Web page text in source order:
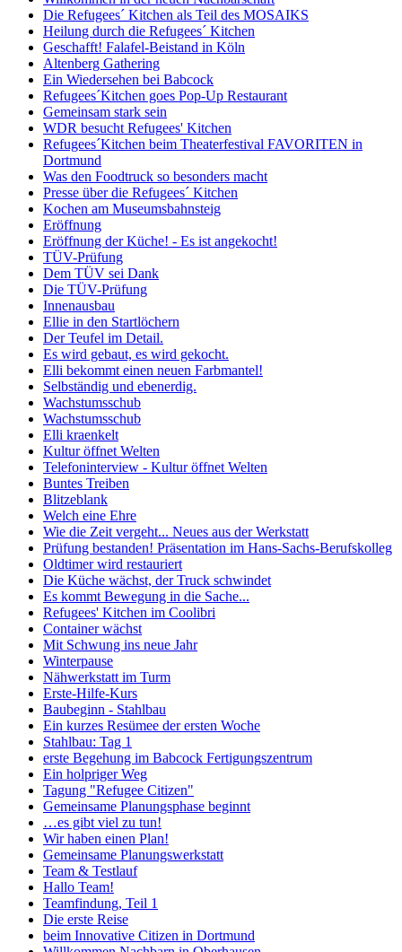
Die Refugees´ Kitchen als Teil des MOSAIKS
Heilung durch die Refugees´ Kitchen
Geschafft! Falafel-Beistand in Köln
Altenberg Gathering
Ein Wiedersehen bei Babcock
Refugees´Kitchen goes Pop-Up Restaurant
Gemeinsam stark sein
WDR besucht Refugees' Kitchen
Refugees´Kitchen beim Theaterfestival FAVORITEN in
Dortmund
Was den Foodtruck so besonders macht
Presse über die Refugees´ Kitchen
Kochen am Museumsbahnsteig
Eröffnung
Eröffnung der Küche! - Es ist angekocht!
TÜV-Prüfung
Dem TÜV sei Dank
Die TÜV-Prüfung
Innenausbau
Ellie in den Startlöchern
Der Teufel im Detail.
Es wird gebaut, es wird gekocht.
Elli bekommt einen neuen Farbmantel!
Selbständig und ebenerdig.
Wachstumsschub
Wachstumsschub
Elli kraenkelt
Kultur öffnet Welten
Telefoninterview - Kultur öffnet Welten
Buntes Treiben
Blitzeblank
Welch eine Ehre
Wie die Zeit vergeht... Neues aus der Werkstatt
Prüfung bestanden! Präsentation im Hans-Sachs-Berufskolleg
Oldtimer wird restauriert
Die Küche wächst, der Truck schwindet
Es kommt Bewegung in die Sache...
Refugees' Kitchen im Coolibri
Container wächst
Mit Schwung ins neue Jahr
Winterpause
Nähwerkstatt im Turm
Erste-Hilfe-Kurs
Baubeginn - Stahlbau
Ein kurzes Resümee der ersten Woche
Stahlbau: Tag 1
erste Begehung im Babcock Fertigungszentrum
Ein holpriger Weg
Tagung "Refugee Citizen"
Gemeinsame Planungsphase beginnt
…es gibt viel zu tun!
Wir haben einen Plan!
Gemeinsame Planungswerkstatt
Team & Testlauf
Hallo Team!
Teamfindung, Teil 1
Die erste Reise
beim Innovative Citizen in Dortmund